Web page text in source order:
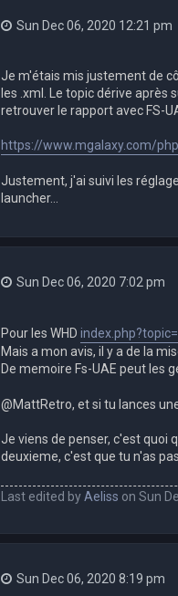
Sun Dec 06, 2020 12:21 pm
Je m'étais mis justement de
les .xml. Le topic dérive
retrouver le rapport avec FS-
https://www.mgalaxy.com/
Justement, j'ai suivi les
launcher...
Sun Dec 06, 2020 7:02 pm
Pour les WHD
Mais a mon avis, il y a de la
De memoire Fs-UAE peut les
@MattRetro, et si tu lances
Je viens de penser, c'est quoi
deuxieme, c'est que tu n'as
Last edited byAeliss on Sun
Sun Dec 06, 2020 8:19 pm